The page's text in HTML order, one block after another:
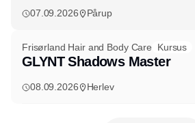
07.09.2026 Pårup
Frisørland Hair and Body Care Kursus
GLYNT Shadows Master
08.09.2026 Herlev